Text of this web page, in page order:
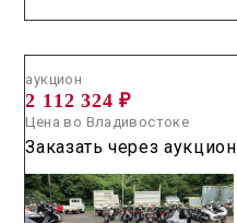
аукцион
2 112 324 ₽
Цена во Владивостоке
Заказать через аукцион